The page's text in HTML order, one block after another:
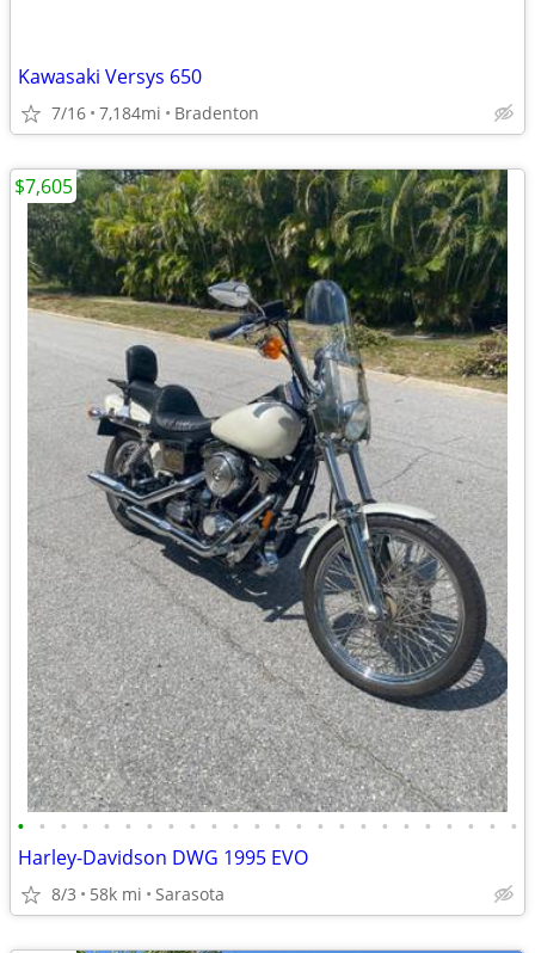
Kawasaki Versys 650
7/16 7,184mi Bradenton
• • • • • • • • • • • • • • • • • • • • • • • •
Harley-Davidson DWG 1995 EVO
8/3 58k mi Sarasota
$7,605